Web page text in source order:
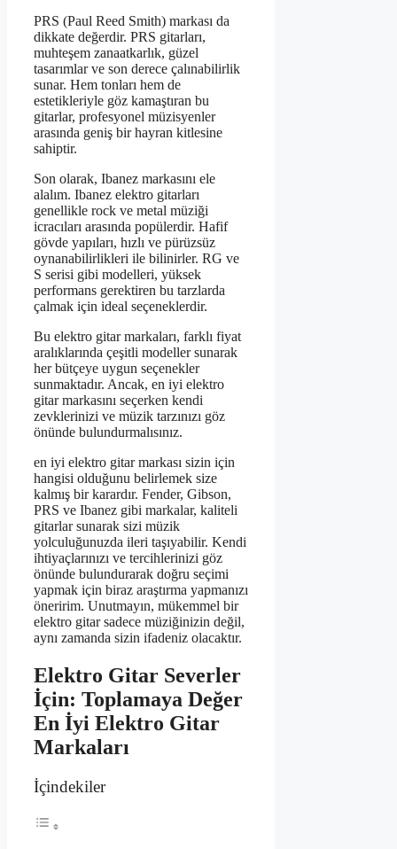
PRS (Paul Reed Smith) markası da
dikkate değerdir. PRS gitarları,
muhteşem zanaatkarlık, güzel
tasarımlar ve son derece çalınabilirlik
sunar. Hem tonları hem de
estetikleriyle göz kamaştıran bu
gitarlar, profesyonel müzisyenler
arasında geniş bir hayran kitlesine
sahiptir.
Son olarak, Ibanez markasını ele
alalım. Ibanez elektro gitarları
genellikle rock ve metal müziği
icracıları arasında popülerdir. Hafif
gövde yapıları, hızlı ve pürüzsüz
oynanabilirlikleri ile bilinirler. RG ve
S serisi gibi modelleri, yüksek
performans gerektiren bu tarzlarda
çalmak için ideal seçeneklerdir.
Bu elektro gitar markaları, farklı fiyat
aralıklarında çeşitli modeller sunarak
her bütçeye uygun seçenekler
sunmaktadır. Ancak, en iyi elektro
gitar markasını seçerken kendi
zevklerinizi ve müzik tarzınızı göz
önünde bulundurmalısınız.
en iyi elektro gitar markası sizin için
hangisi olduğunu belirlemek size
kalmış bir karardır. Fender, Gibson,
PRS ve Ibanez gibi markalar, kaliteli
gitarlar sunarak sizi müzik
yolculuğunuzda ileri taşıyabilir. Kendi
ihtiyaçlarınızı ve tercihlerinizi göz
önünde bulundurarak doğru seçimi
yapmak için biraz araştırma yapmanızı
öneririm. Unutmayın, mükemmel bir
elektro gitar sadece müziğinizin değil,
aynı zamanda sizin ifadeniz olacaktır.
Elektro Gitar Severler
İçin: Toplamaya Değer
En İyi Elektro Gitar
Markaları
İçindekiler